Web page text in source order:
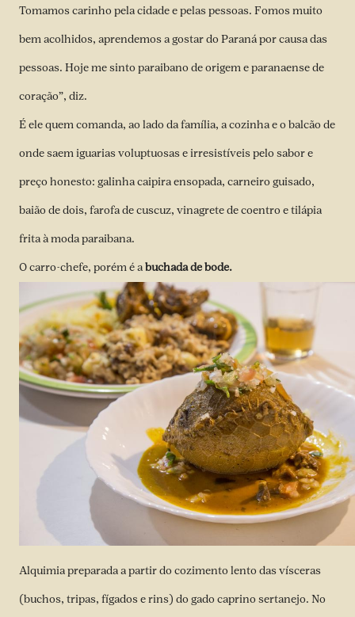
Tomamos carinho pela cidade e pelas pessoas. Fomos muito
bem acolhidos, aprendemos a gostar do Paraná por causa das
pessoas. Hoje me sinto paraibano de origem e paranaense de
coração”, diz.
É ele quem comanda, ao lado da família, a cozinha e o balcão de
onde saem iguarias voluptuosas e irresistíveis pelo sabor e
preço honesto: galinha caipira ensopada, carneiro guisado,
baião de dois, farofa de cuscuz, vinagrete de coentro e tilápia
frita à moda paraibana.
O carro-chefe, porém é abuchada de bode.
Alquimia preparada a partir do cozimento lento das vísceras
(buchos, tripas, fígados e rins) do gado caprino sertanejo. No